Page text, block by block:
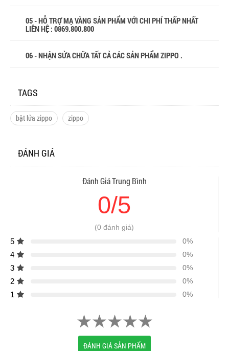
05 - HỖ TRỢ MẠ VÀNG SẢN PHẨM VỚI CHI PHÍ THẤP NHẤT
LIÊN HỆ : 0869.800.800
06 - NHẬN SỬA CHỮA TẤT CẢ CÁC SẢN PHẨM ZIPPO .
TAGS
bật lửa zippo zippo
ĐÁNH GIÁ
Đánh Giá Trung Bình
0/5
(0 đánh giá)
5 0%
4 0%
3 0%
2 0%
1 0%
ĐÁNH GIÁ SẢN PHẨM